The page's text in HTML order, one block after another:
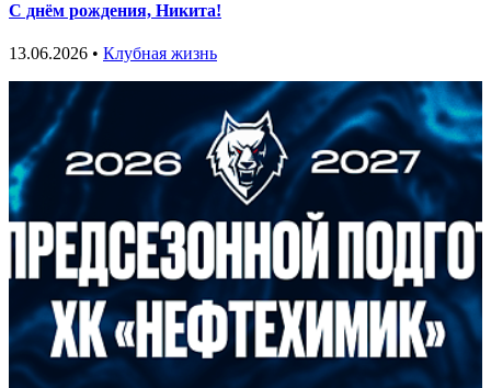
С днём рождения, Никита!
13.06.2026 • Клубная жизнь